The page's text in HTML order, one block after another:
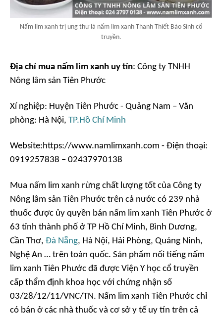
Nấm lim xanh trị ung thư là nấm lim xanh Thanh Thiết Bảo Sinh cổ
truyền.
Địa chỉ mua nấm lim xanh uy tín: Công ty TNHH
Nông lâm sản Tiên Phước
Xí nghiệp: Huyện Tiên Phước - Quảng Nam – Văn
phòng: Hà Nội, TP.Hồ Chí Minh
Website:https://www.namlimxanh.com - Điện thoại:
0919257838 – 02437970138
Mua nấm lim xanh rừng chất lượng tốt của Công ty
Nông lâm sản Tiên Phước trên cả nước có 239 nhà
thuốc được ủy quyền bán nấm lim xanh Tiên Phước ở
63 tỉnh thành phố ở TP Hồ Chí Minh, Bình Dương,
Cần Thơ, Đà Nẵng, Hà Nội, Hải Phòng, Quảng Ninh,
Nghệ An … trên toàn quốc. Sản phẩm nổi tiếng nấm
lim xanh Tiên Phước đã được Viện Y học cổ truyền
cấp thẩm định khoa học với chứng nhận số
03/28/12/11/VNC/TN. Nấm lim xanh Tiên Phước chỉ
có bán ở các nhà thuốc và cơ sở y tế uy tín trên cả